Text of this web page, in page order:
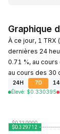
Graphique
À ce jour, 1 TRX
dernières 24
0.71 %, au
au cours des 30
24H 7D
Élevé: $0.330395